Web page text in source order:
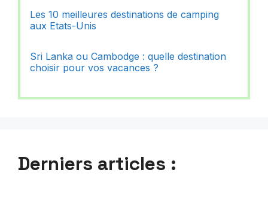
Les 10 meilleures destinations de camping
aux Etats-Unis
Sri Lanka ou Cambodge : quelle destination
choisir pour vos vacances ?
Derniers articles :